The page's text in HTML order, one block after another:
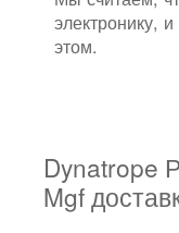
электронику,
этом.
Dynatrope
Mgf